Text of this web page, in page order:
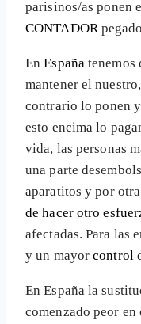
parisinos/as ponen
CONTADOR
EnEspaña tenemos
mantener el
contrario lo ponen
esto encima lo
vida, las personas
una parte
aparatitos y por
de hacer otro
afectadas. Para las
y un mayorcontrol
En España la
comenzado peor en